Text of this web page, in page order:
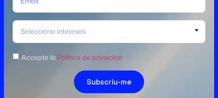
Selecciona intereses
Accepte la Política de privacitat
Subscriu-me